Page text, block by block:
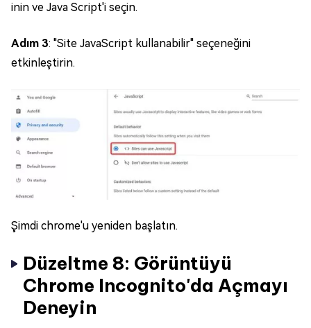
inin ve Java Script'i seçin.
Adım 3: "Site JavaScript kullanabilir" seçeneğini
etkinleştirin.
Şimdi chrome'u yeniden başlatın.
Düzeltme 8: Görüntüyü
Chrome Incognito'da Açmayı
Deneyin